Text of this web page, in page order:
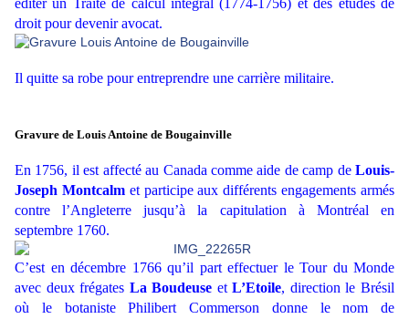
éditer un Traité de calcul intégral (1774-1756) et des études de
droit pour devenir avocat.
Il quitte sa robe pour entreprendre une carrière militaire.
Gravure de Louis Antoine de Bougainville
En 1756, il est affecté au Canada comme aide de camp de Louis-
Joseph Montcalmet participe aux différents engagements armés
contre l’Angleterre jusqu’à la capitulation à Montréal en
septembre 1760.
C’est en décembre 1766 qu’il part effectuer le Tour du Monde
avec deux frégates La Boudeuse etL’Etoile, direction le Brésil
où le botaniste Philibert Commerson donne le nom de